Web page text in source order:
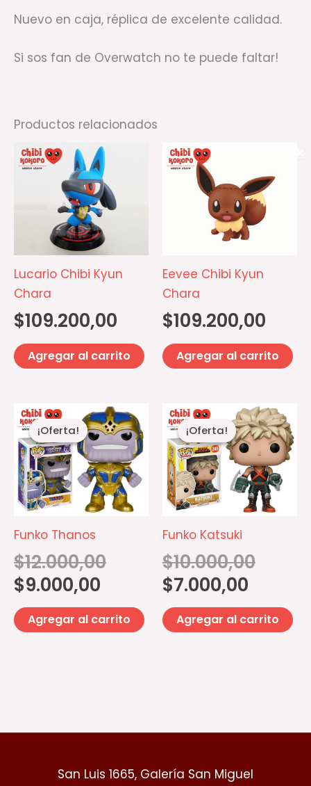
Nuevo en caja, réplica de excelente calidad.
Si sos fan de Overwatch no te puede faltar!
Productos relacionados
Lucario Chibi Kyun
Chara
$109.200,00
Agregar al carrito
Eevee Chibi Kyun
Chara
$109.200,00
Agregar al carrito
¡Oferta!
¡Oferta!
Funko Thanos
$12.000,00
El
precio
original
era:
$12.000,00.
$9.000,00
El
precio
actual
es:
$9.000,00.
Agregar al carrito
¡Oferta!
¡Oferta!
Funko Katsuki
$10.000,00
El
precio
original
era:
$7.000,00
El
precio
actual
es:
$7.000,00.
Agregar al carrito
San Luis 1665, Galería San Miguel